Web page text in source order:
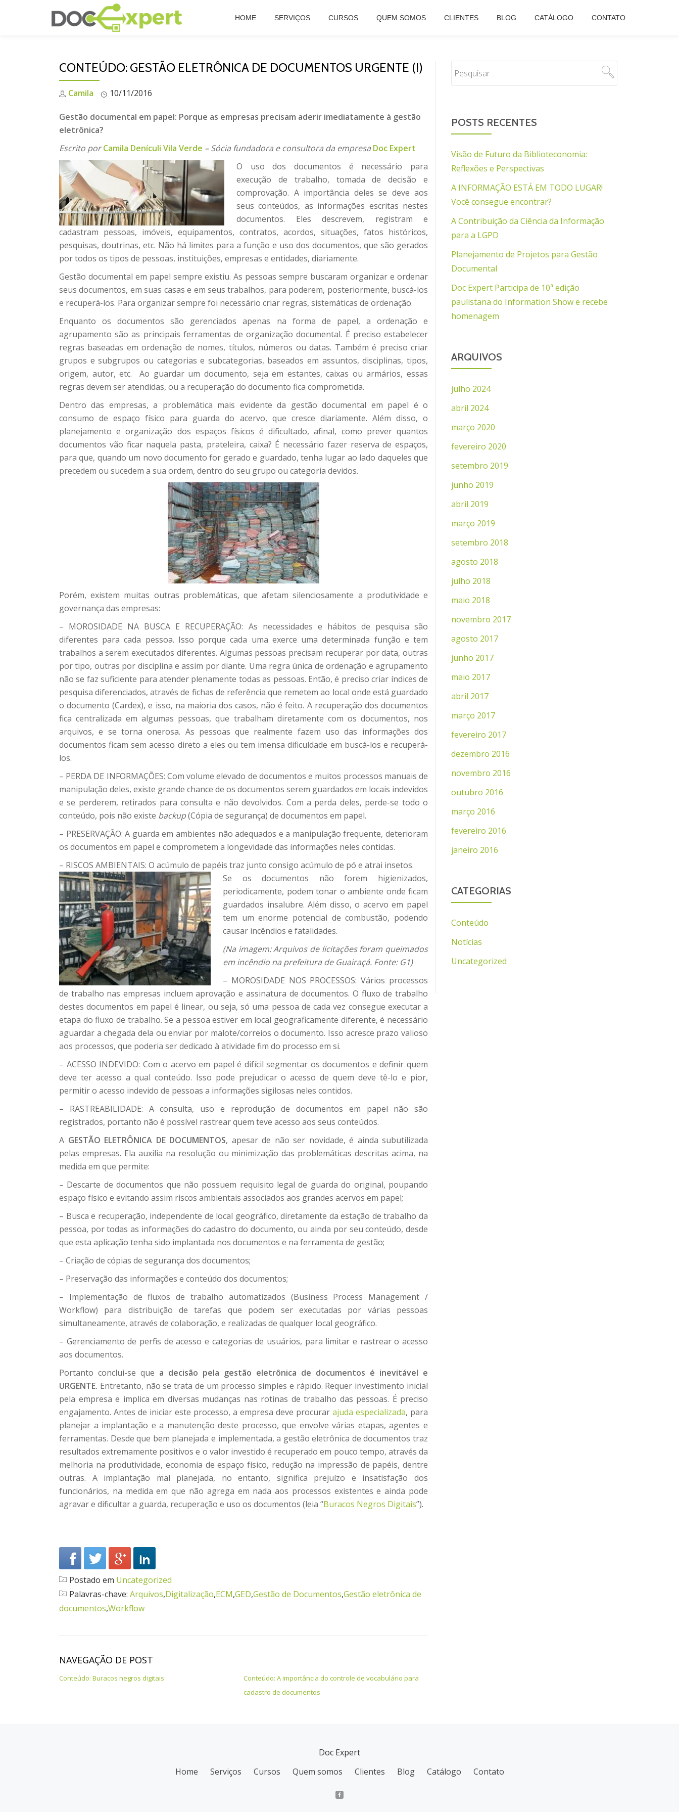
HOME SERVIÇOS CURSOS QUEM SOMOS CLIENTES BLOG CATÁLOGO CONTATO
CONTEÚDO: GESTÃO ELETRÔNICA DE DOCUMENTOS URGENTE (!)
Camila 10/11/2016
Gestão documental em papel: Porque as empresas precisam aderir imediatamente à gestão
eletrônica?
Escrito porCamila Denículi Vila Verde –Sócia fundadora e consultora da empresa Doc Expert
O uso dos documentos é necessário para
execução de trabalho, tomada de decisão e
comprovação. A importância deles se deve aos
seus conteúdos, as informações escritas nestes
documentos. Eles descrevem, registram e
cadastram pessoas, imóveis, equipamentos, contratos, acordos, situações, fatos históricos,
pesquisas, doutrinas, etc. Não há limites para a função e uso dos documentos, que são gerados
por todos os tipos de pessoas, instituições, empresas e entidades, diariamente.
Gestão documental em papel sempre existiu. As pessoas sempre buscaram organizar e ordenar
seus documentos, em suas casas e em seus trabalhos, para poderem, posteriormente, buscá-los
e recuperá-los. Para organizar sempre foi necessário criar regras, sistemáticas de ordenação.
Enquanto os documentos são gerenciados apenas na forma de papel, a ordenação e
agrupamento são as principais ferramentas de organização documental. É preciso estabelecer
regras baseadas em ordenação de nomes, títulos, números ou datas. Também é preciso criar
grupos e subgrupos ou categorias e subcategorias, baseados em assuntos, disciplinas, tipos,
origem, autor, etc. Ao guardar um documento, seja em estantes, caixas ou armários, essas
regras devem ser atendidas, ou a recuperação do documento fica comprometida.
Dentro das empresas, a problemática mais evidente da gestão documental em papel é o
consumo de espaço físico para guarda do acervo, que cresce diariamente. Além disso, o
planejamento e organização dos espaços físicos é dificultado, afinal, como prever quantos
documentos vão ficar naquela pasta, prateleira, caixa? É necessário fazer reserva de espaços,
para que, quando um novo documento for gerado e guardado, tenha lugar ao lado daqueles que
precedem ou sucedem a sua ordem, dentro do seu grupo ou categoria devidos.
Porém, existem muitas outras problemáticas, que afetam silenciosamente a produtividade e
governança das empresas:
– MOROSIDADE NA BUSCA E RECUPERAÇÃO: As necessidades e hábitos de pesquisa são
diferentes para cada pessoa. Isso porque cada uma exerce uma determinada função e tem
trabalhos a serem executados diferentes. Algumas pessoas precisam recuperar por data, outras
por tipo, outras por disciplina e assim por diante. Uma regra única de ordenação e agrupamento
não se faz suficiente para atender plenamente todas as pessoas. Então, é preciso criar índices de
pesquisa diferenciados, através de fichas de referência que remetem ao local onde está guardado
o documento (Cardex), e isso, na maioria dos casos, não é feito. A recuperação dos documentos
fica centralizada em algumas pessoas, que trabalham diretamente com os documentos, nos
arquivos, e se torna onerosa. As pessoas que realmente fazem uso das informações dos
documentos ficam sem acesso direto a eles ou tem imensa dificuldade em buscá-los e recuperá-
los.
– PERDA DE INFORMAÇÕES: Com volume elevado de documentos e muitos processos manuais de
manipulação deles, existe grande chance de os documentos serem guardados em locais indevidos
e se perderem, retirados para consulta e não devolvidos. Com a perda deles, perde-se todo o
conteúdo, pois não existe backup(Cópia de segurança) de documentos em papel.
– PRESERVAÇÃO: A guarda em ambientes não adequados e a manipulação frequente, deterioram
os documentos em papel e comprometem a longevidade das informações neles contidas.
– RISCOS AMBIENTAIS: O acúmulo de papéis traz junto consigo acúmulo de pó e atrai insetos.
Se os documentos não forem higienizados,
periodicamente, podem tonar o ambiente onde ficam
guardados insalubre. Além disso, o acervo em papel
tem um enorme potencial de combustão, podendo
causar incêndios e fatalidades.
(Na imagem: Arquivos de licitações foram queimados
em incêndio na prefeitura de Guairaçá. Fonte: G1)
– MOROSIDADE NOS PROCESSOS: Vários processos
de trabalho nas empresas incluem aprovação e assinatura de documentos. O fluxo de trabalho
destes documentos em papel é linear, ou seja, só uma pessoa de cada vez consegue executar a
etapa do fluxo de trabalho. Se a pessoa estiver em local geograficamente diferente, é necessário
aguardar a chegada dela ou enviar por malote/correios o documento. Isso acresce prazo valioso
aos processos, que poderia ser dedicado à atividade fim do processo em si.
– ACESSO INDEVIDO: Com o acervo em papel é difícil segmentar os documentos e definir quem
deve ter acesso a qual conteúdo. Isso pode prejudicar o acesso de quem deve tê-lo e pior,
permitir o acesso indevido de pessoas a informações sigilosas neles contidos.
– RASTREABILIDADE: A consulta, uso e reprodução de documentos em papel não são
registrados, portanto não é possível rastrear quem teve acesso aos seus conteúdos.
A GESTÃO ELETRÔNICA DE DOCUMENTOS, apesar de não ser novidade, é ainda subutilizada
pelas empresas. Ela auxilia na resolução ou minimização das problemáticas descritas acima, na
medida em que permite:
– Descarte de documentos que não possuem requisito legal de guarda do original, poupando
espaço físico e evitando assim riscos ambientais associados aos grandes acervos em papel;
– Busca e recuperação, independente de local geográfico, diretamente da estação de trabalho da
pessoa, por todas as informações do cadastro do documento, ou ainda por seu conteúdo, desde
que esta aplicação tenha sido implantada nos documentos e na ferramenta de gestão;
– Criação de cópias de segurança dos documentos;
– Preservação das informações e conteúdo dos documentos;
– Implementação de fluxos de trabalho automatizados (Business Process Management /
Workflow) para distribuição de tarefas que podem ser executadas por várias pessoas
simultaneamente, através de colaboração, e realizadas de qualquer local geográfico.
– Gerenciamento de perfis de acesso e categorias de usuários, para limitar e rastrear o acesso
aos documentos.
Portanto conclui-se que a decisão pela gestão eletrônica de documentos é inevitável e
URGENTE. Entretanto, não se trata de um processo simples e rápido. Requer investimento inicial
pela empresa e implica em diversas mudanças nas rotinas de trabalho das pessoas. É preciso
engajamento. Antes de iniciar este processo, a empresa deve procurar ajuda especializada, para
planejar a implantação e a manutenção deste processo, que envolve várias etapas, agentes e
ferramentas. Desde que bem planejada e implementada, a gestão eletrônica de documentos traz
resultados extremamente positivos e o valor investido é recuperado em pouco tempo, através da
melhoria na produtividade, economia de espaço físico, redução na impressão de papéis, dentre
outras. A implantação mal planejada, no entanto, significa prejuízo e insatisfação dos
funcionários, na medida em que não agrega em nada aos processos existentes e ainda pode
agravar e dificultar a guarda, recuperação e uso os documentos (leia “Buracos Negros Digitais”).
Postado em Uncategorized
Palavras-chave: Arquivos,Digitalização,ECM,GED,Gestão de Documentos,Gestão eletrônica de
documentos,Workflow
NAVEGAÇÃO DE POST
Conteúdo: Buracos negros digitais
Conteúdo: A importância do controle de vocabulário para
cadastro de documentos
POSTS RECENTES
Visão de Futuro da Biblioteconomia:
Reflexões e Perspectivas
A INFORMAÇÃO ESTÁ EM TODO LUGAR!
Você consegue encontrar?
A Contribuição da Ciência da Informação
para a LGPD
Planejamento de Projetos para Gestão
Documental
Doc Expert Participa de 10ª edição
paulistana do Information Show e recebe
homenagem
ARQUIVOS
julho 2024
abril 2024
março 2020
fevereiro 2020
setembro 2019
junho 2019
abril 2019
março 2019
setembro 2018
agosto 2018
julho 2018
maio 2018
novembro 2017
agosto 2017
junho 2017
maio 2017
abril 2017
março 2017
fevereiro 2017
dezembro 2016
novembro 2016
outubro 2016
março 2016
fevereiro 2016
janeiro 2016
CATEGORIAS
Conteúdo
Notícias
Uncategorized
Doc Expert
Home Serviços Cursos Quem somos Clientes Blog Catálogo Contato